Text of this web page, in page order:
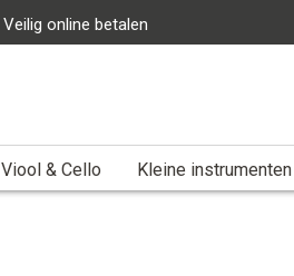
Veilig online betalen
Viool & Cello Kleine instrumenten